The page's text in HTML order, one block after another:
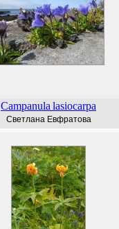
Campanula lasiocarpa
Светлана Евфратова